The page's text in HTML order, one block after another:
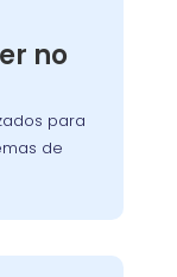
no
para
de
para
o